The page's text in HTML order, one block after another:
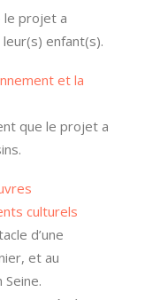
le projet a
enfant(s).
et la
que le projet a
culturels
d’une
et au